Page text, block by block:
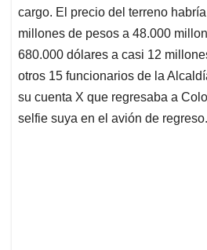
cargo. El precio del terreno
millones de pesos a 48.000
680.000 dólares a casi 12
otros 15 funcionarios de la
su cuenta X que regresaba a
selfie suya en el avión de regreso.